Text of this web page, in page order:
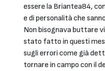
essere la Briantea84,
e di personalità che
Non bisognava buttare
stato fatto in questi
sugli errori come già
tornare in campo con il